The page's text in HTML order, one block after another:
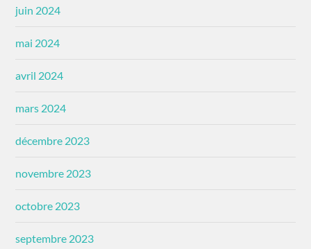
juin 2024
mai 2024
avril 2024
mars 2024
décembre 2023
novembre 2023
octobre 2023
septembre 2023